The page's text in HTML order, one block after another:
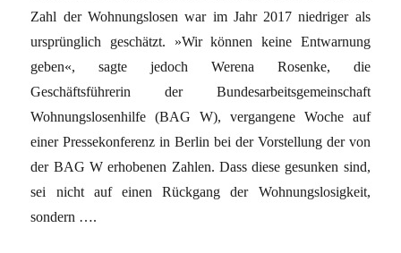
Zahl der Wohnungs­losen war im Jahr 2017 niedriger als
ursprünglich geschätzt. »Wir können keine Entwarnung
geben«, sagte jedoch Werena Rosenke, die
Geschäftsführerin der Bundesarbeitsgemeinschaft
Wohnungslosenhilfe (BAG W), vergangene Woche auf
einer Pressekonferenz in Berlin bei der Vorstellung der von
der BAG­ W erhobenen Zahlen. Dass diese gesunken sind,
sei nicht auf einen Rückgang der Wohnungslosigkeit,
sondern ….